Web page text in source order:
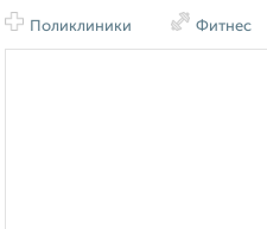
Поликлиники Фитнес